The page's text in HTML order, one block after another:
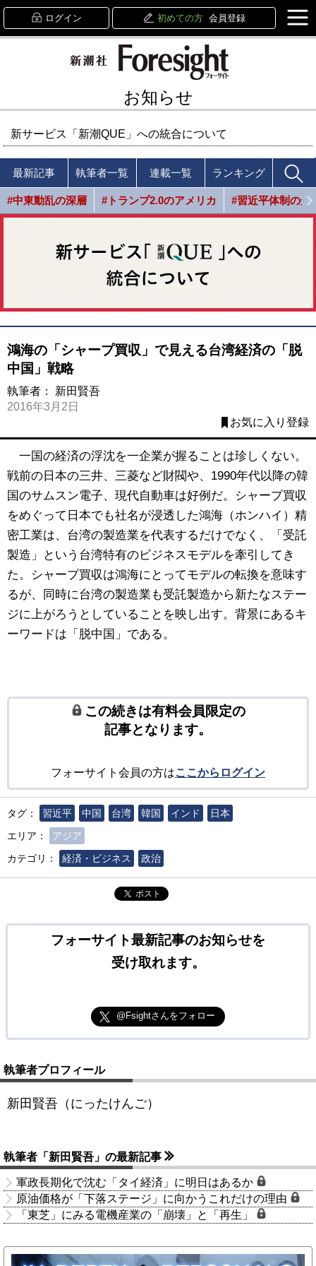
ログイン 初めての方 会員登録
お知らせ
新サービス「新潮QUE」への統合について
最新記事 執筆者一覧 連載一覧 ランキング
#中東動乱の深層 #トランプ2.0のアメリカ #習近平体制の光
鴻海の「シャープ買収」で見える台湾経済の「脱
中国」戦略
執筆者： 新田賢吾
2016年3月2日
お気に入り登録
一国の経済の浮沈を一企業が握ることは珍しくない。
戦前の日本の三井、三菱など財閥や、1990年代以降の韓
国のサムスン電子、現代自動車は好例だ。シャープ買収
をめぐって日本でも社名が浸透した鴻海（ホンハイ）精
密工業は、台湾の製造業を代表するだけでなく、「受託
製造」という台湾特有のビジネスモデルを牽引してき
た。シャープ買収は鴻海にとってモデルの転換を意味す
るが、同時に台湾の製造業も受託製造から新たなステー
ジに上がろうとしていることを映し出す。背景にあるキ
ーワードは「脱中国」である。
この続きは有料会員限定の
記事となります。
フォーサイト会員の方はここからログイン
タグ： 習近平 中国 台湾 韓国 インド
日本
エリア：
アジア
カテゴリ：
経済・ビジネス 政治
ポスト
フォーサイト最新記事のお知らせを
受け取れます。
@Fsightさんをフォロー
執筆者プロフィール
新田賢吾（にったけんご）
執筆者「新田賢吾」の最新記事
軍政長期化で沈む「タイ経済」に明日はあるか
原油価格が「下落ステージ」に向かうこれだけの理由
「東芝」にみる電機産業の「崩壊」と「再生」